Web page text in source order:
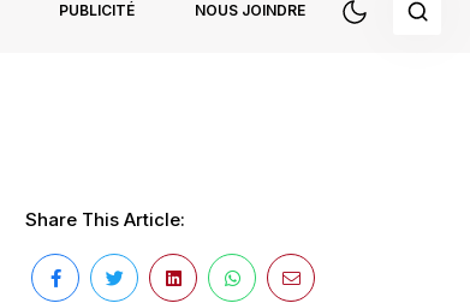
PUBLICITÉ NOUS JOINDRE
Share This Article: